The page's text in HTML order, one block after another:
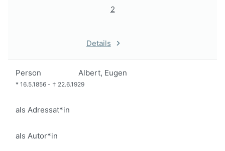
2
Details
Person Albert, Eugen
* 16.5.1856 - † 22.6.1929
als Adressat*in
als Autor*in